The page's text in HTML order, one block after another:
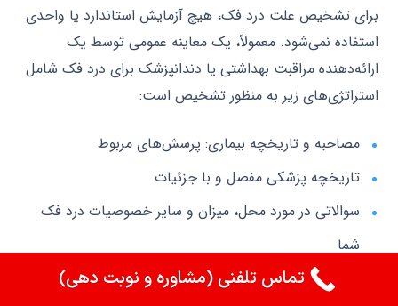
برای تشخیص علت درد فک، هیچ آزمایش استاندارد یا واحدی
استفاده نمی‌شود. معمولاً، یک معاینه عمومی توسط یک
ارائه‌دهنده مراقبت بهداشتی یا دندانپزشک برای درد فک شامل
استراتژی‌های زیر به منظور تشخیص است:
مصاحبه و تاریخچه بیماری: پرسش‌های مربوط
تاریخچه پزشکی مفصل و با جزئیات
سوالاتی در مورد محل، میزان و سایر خصوصیات درد فک
شما
معاینه فیزیکی سر، صورت، گردن و فک از نظر حساسیت،
تماس تلفنی (مشاوره و نوبت دهی)